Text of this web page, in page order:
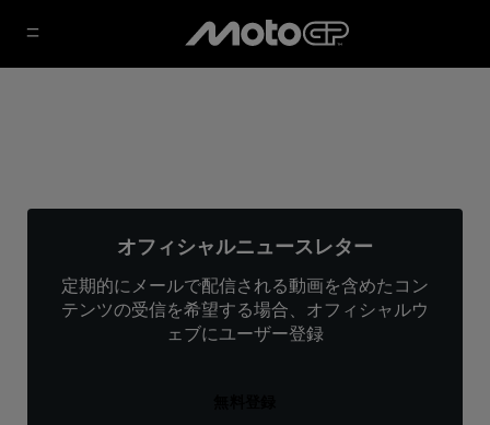
オフィシャルニュースレター
定期的にメールで配信される動画を含めたコン
テンツの受信を希望する場合、オフィシャルウ
ェブにユーザー登録